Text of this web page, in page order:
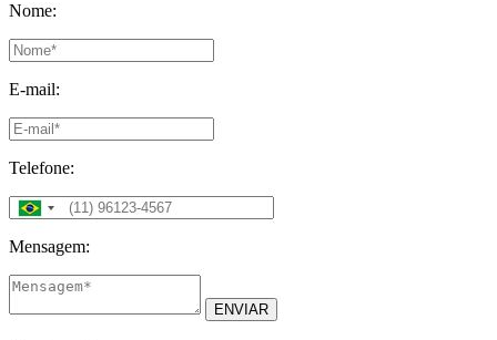
Nome:
E-mail:
Telefone:
Mensagem:
ENVIAR